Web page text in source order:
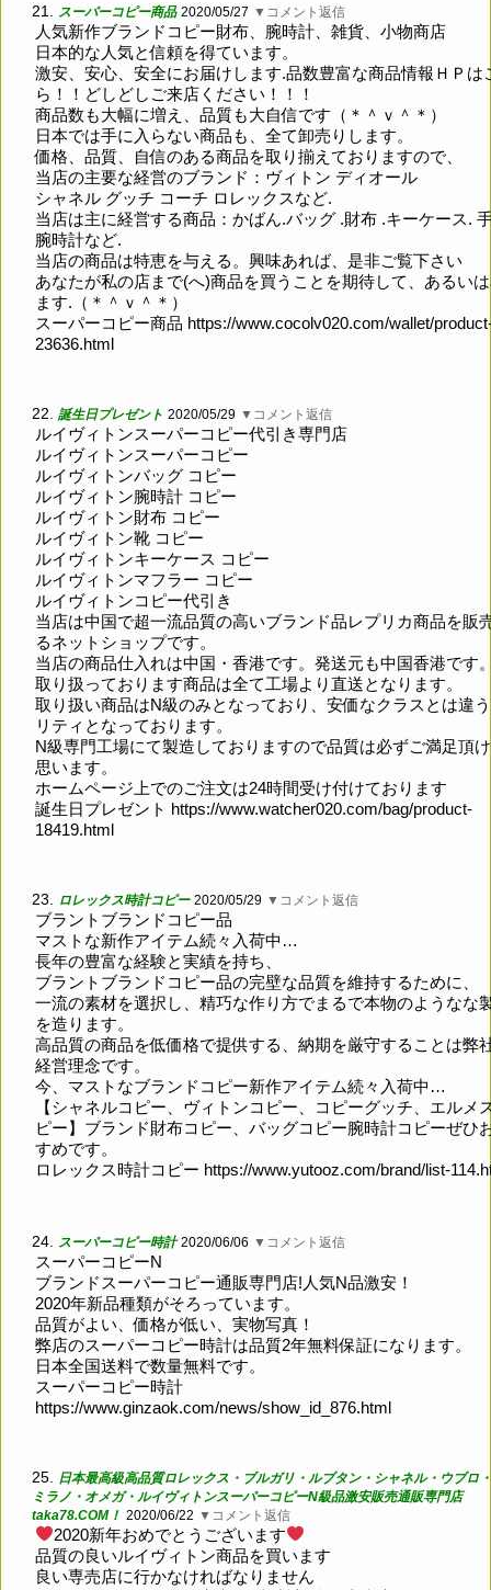
21. スーパーコピー商品 2020/05/27 ▼コメント返信
人気新作ブランドコピー財布、腕時計、雑貨、小物商店
日本的な人気と信頼を得ています。
激安、安心、安全にお届けします.品数豊富な商品情報ＨＰは
ら！！どしどしご来店ください！！！
商品数も大幅に増え、品質も大自信です（＊＾ｖ＾＊）
日本では手に入らない商品も、全て卸売りします。
価格、品質、自信のある商品を取り揃えておりますので、
当店の主要な経営のブランド：ヴィトン ディオール
シャネル グッチ コーチ ロレックスなど.
当店は主に経営する商品：かばん.バッグ .財布 .キーケース.
腕時計など.
当店の商品は特恵を与える。興味あれば、是非ご覧下さい
あなたが私の店まで(へ)商品を買うことを期待して、あるい
ます.（＊＾ｖ＾＊）
スーパーコピー商品 https://www.cocolv020.com/wallet/
23636.html
22. 誕生日プレゼント 2020/05/29 ▼コメント返信
ルイヴィトンスーパーコピー代引き専門店
ルイヴィトンスーパーコピー
ルイヴィトンバッグ コピー
ルイヴィトン腕時計 コピー
ルイヴィトン財布 コピー
ルイヴィトン靴 コピー
ルイヴィトンキーケース コピー
ルイヴィトンマフラー コピー
ルイヴィトンコピー代引き
当店は中国で超一流品質の高いブランド品レプリカ商品を販
るネットショップです。
当店の商品仕入れは中国・香港です。発送元も中国香港です
取り扱っております商品は全て工場より直送となります。
取り扱い商品はN級のみとなっており、安価なクラスとは違
リティとなっております。
N級専門工場にて製造しておりますので品質は必ずご満足頂
思います。
ホームページ上でのご注文は24時間受け付けております
誕生日プレゼント https://www.watcher020.com/bag/product-
18419.html
23. ロレックス時計コピー 2020/05/29 ▼コメント返信
ブラントブランドコピー品
マストな新作アイテム続々入荷中…
長年の豊富な経験と実績を持ち、
ブラントブランドコピー品の完壁な品質を維持するために、
一流の素材を選択し、精巧な作り方でまるで本物のようなな
を造ります。
高品質の商品を低価格で提供する、納期を厳守することは弊
経営理念です。
今、マストなブランドコピー新作アイテム続々入荷中…
【シャネルコピー、ヴィトンコピー、コピーグッチ、エルメ
ピー】ブランド財布コピー、バッグコピー腕時計コピーぜひ
すめです。
ロレックス時計コピー https://www.yutooz.com/brand/list-
24. スーパーコピー時計 2020/06/06 ▼コメント返信
スーパーコピーN
ブランドスーパーコピー通販専門店!人気N品激安！
2020年新品種類がそろっています。
品質がよい、価格が低い、実物写真！
弊店のスーパーコピー時計は品質2年無料保証になります。
日本全国送料で数量無料です。
スーパーコピー時計
https://www.ginzaok.com/news/show_id_876.html
25.
日本最高級高品質ロレックス・ブルガリ・ルブタン・シャネル・ウブロ
ミラノ・オメガ・ルイヴィトンスーパーコピーN級品激安販売通販専門店
taka78.COM！ 2020/06/22 ▼コメント返信
2020新年おめでとうございます
品質の良いルイヴィトン商品を買います
良い専売店に行かなければなりません